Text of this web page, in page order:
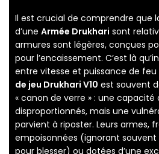
Il est crucial de comprendre que
d’une Armée Drukhari sont
armures sont légères, conçues
pour l’encaissement. C’est là
entre vitesse et puissance de feu
de jeu Drukhari V10 est souvent
« canon de verre » : une
disproportionnés, mais une
parvient à riposter. Leurs armes,
empoisonnées (ignorant souvent
pour blesser) ou dotées d’une